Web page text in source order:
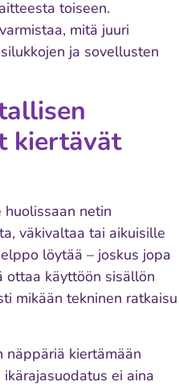
toiseen.
mitä juuri
ja sovellusten
kiertävät
netin
väkivaltaa tai aikuisille
löytää – joskus jopa
ottaa käyttöön sisällön
mikään tekninen ratkaisu
kiertämään
ei aina